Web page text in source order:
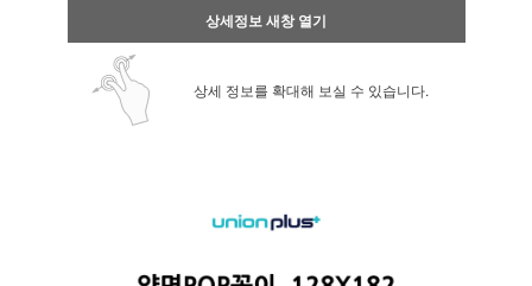
상세정보 새창 열기
상세 정보를 확대해 보실 수 있습니다.